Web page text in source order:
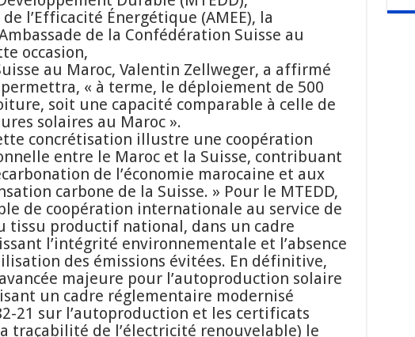
de l’Efficacité Énergétique (AMEE), la
de la Confédération Suisse au
occasion,
au Maroc, Valentin Zellweger, a affirmé
« à terme, le déploiement de 500
soit une capacité comparable à celle de
solaires au Maroc ».
concrétisation illustre une coopération
entre le Maroc et la Suisse, contribuant
de l’économie marocaine et aux
carbone de la Suisse. » Pour le MTEDD,
de coopération internationale au service de
tissu productif national, dans un cadre
l’intégrité environnementale et l’absence
des émissions évitées. En définitive,
majeure pour l’autoproduction solaire
un cadre réglementaire modernisé
21 sur l’autoproduction et les certificats
traçabilité de l’électricité renouvelable) le